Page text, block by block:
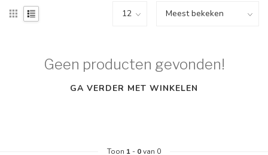
Geen producten gevonden!
GA VERDER MET WINKELEN
Toon 1 - 0van 0